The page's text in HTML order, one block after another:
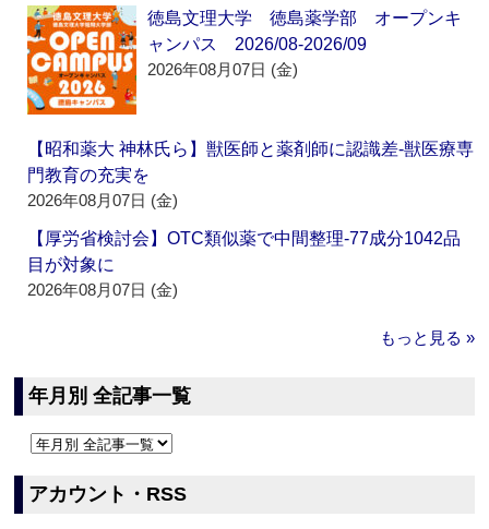
徳島文理大学 徳島薬学部 オープンキ
ャンパス 2026/08-2026/09
2026年08月07日 (金)
【昭和薬大 神林氏ら】獣医師と薬剤師に認識差‐獣医療専
門教育の充実を
2026年08月07日 (金)
【厚労省検討会】OTC類似薬で中間整理‐77成分1042品
目が対象に
2026年08月07日 (金)
もっと見る »
年月別 全記事一覧
アカウント・RSS